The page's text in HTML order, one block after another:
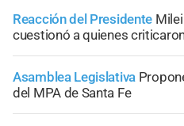
Reacción del Presidente
cuestionó a quienes
Asamblea Legislativa
del MPA de Santa Fe